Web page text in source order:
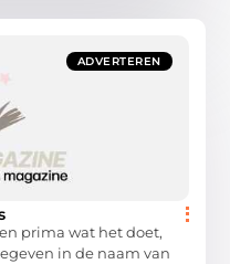
ADVERTEREN
prima wat het doet,
in de naam van